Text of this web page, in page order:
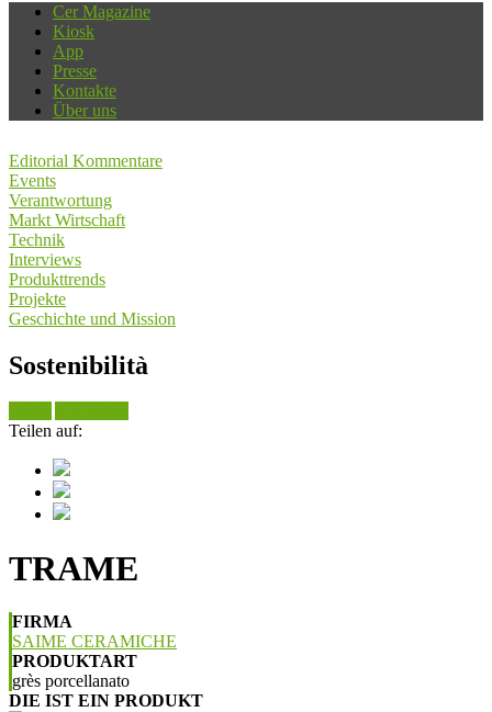
Cer Magazine
Kiosk
App
Presse
Kontakte
Über uns
Editorial Kommentare
Events
Verantwortung
Markt Wirtschaft
Technik
Interviews
Produkttrends
Projekte
Geschichte und Mission
Sostenibilità
Teilen auf:
TRAME
FIRMA
SAIME CERAMICHE
PRODUKTART
grès porcellanato
DIE IST EIN PRODUKT